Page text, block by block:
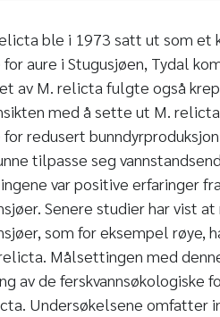
ble i 1973 satt ut som et
aure i Stugusjøen, Tydal
av M. relicta fulgte også
med å sette ut M.
redusert
tilpasse seg
var positive erfaringer
Senere studier har vist
som for eksempel
Målsettingen med
av de ferskvannsøkologiske
Undersøkelsene omfatter